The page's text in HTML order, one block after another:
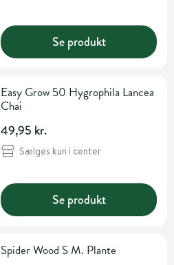
Se produkt
Easy Grow 50 Hygrophila Lancea
Chai
49,95 kr.
Sælges kun i center
Se produkt
Spider Wood S M. Plante